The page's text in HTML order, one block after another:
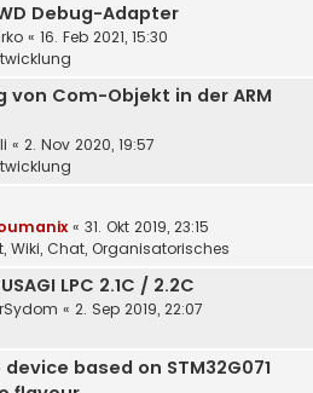
Debug-Adapter
« 16. Feb 2021, 15:30
von Com-Objekt in der ARM
« 2. Nov 2020, 19:57
« 31. Okt 2019, 23:15
Wiki, Chat, Organisatorisches
LPC 2.1C / 2.2C
« 2. Sep 2019, 22:07
based on STM32G071